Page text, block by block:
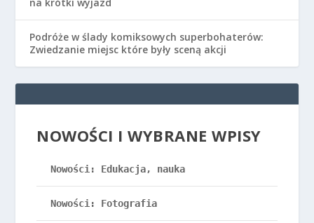
Podróże w ślady komiksowych superbohaterów:
Zwiedzanie miejsc które były sceną akcji
NOWOŚCI I WYBRANE WPISY
Nowości: Edukacja, nauka
Nowości: Fotografia